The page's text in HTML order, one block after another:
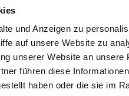
und Anzeigen zu
auf unsere Website zu
unserer Website an
führen diese
haben oder die sie im